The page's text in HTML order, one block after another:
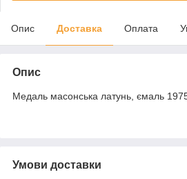
Опис Доставка Оплата
Опис
Медаль масонська латунь, ємаль
Умови доставки